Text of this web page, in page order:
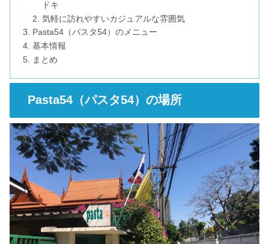
ドキ
気軽に訪れやすいカジュアルな雰囲気
Pasta54（パスタ54）のメニュー
基本情報
まとめ
Pasta54（パスタ54）の場所